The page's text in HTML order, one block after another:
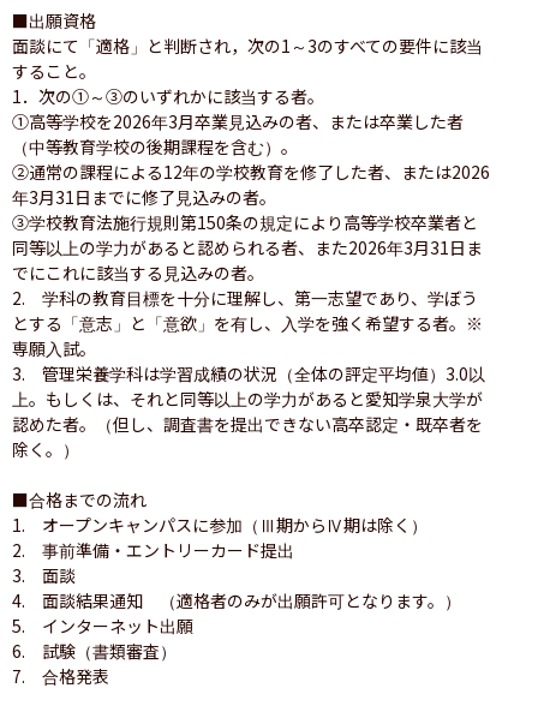
■出願資格
面談にて「適格」と判断され，次の1～3のすべての要件に該当
すること。
1．次の①～③のいずれかに該当する者。
①高等学校を2026年3月卒業見込みの者、または卒業した者
（中等教育学校の後期課程を含む）。
②通常の課程による12年の学校教育を修了した者、または2026
年3月31日までに修了見込みの者。
③学校教育法施行規則第150条の規定により高等学校卒業者と
同等以上の学力があると認められる者、また2026年3月31日ま
でにこれに該当する見込みの者。
2.　学科の教育目標を十分に理解し、第一志望であり、学ぼう
とする「意志」と「意欲」を有し、入学を強く希望する者。※
専願入試。
3.　管理栄養学科は学習成績の状況（全体の評定平均値）3.0以
上。もしくは、それと同等以上の学力があると愛知学泉大学が
認めた者。（但し、調査書を提出できない高卒認定・既卒者を
除く。）
■合格までの流れ
1.　オープンキャンパスに参加（Ⅲ期からⅣ期は除く）
2.　事前準備・エントリーカード提出
3.　面談
4.　面談結果通知　（適格者のみが出願許可となります。）
5.　インターネット出願
6.　試験（書類審査）
7.　合格発表